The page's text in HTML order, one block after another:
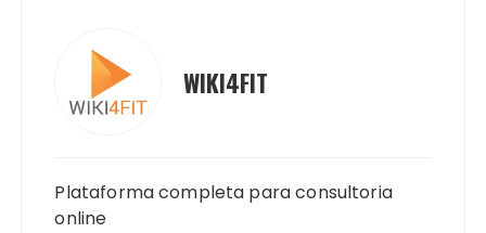
WIKI4FIT
Plataforma completa para consultoria
online